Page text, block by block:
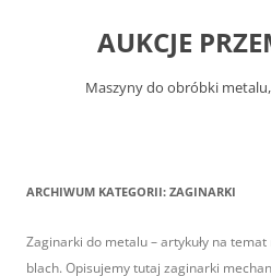
AUKCJE
Maszyny do obróbki
ARCHIWUM KATEGORII: ZAGINARKI
Zaginarki do metalu – artykuły na
blach. Opisujemy tutaj zaginarki